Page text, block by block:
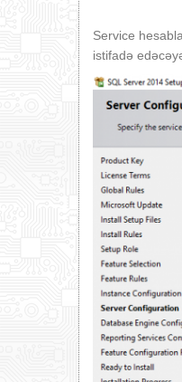
Service
istifadə